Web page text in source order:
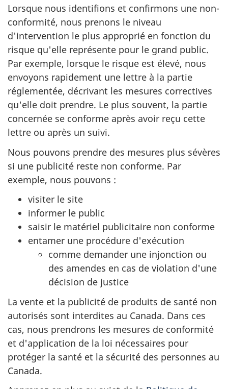
Lorsque nous identifions et confirmons une non-
conformité, nous prenons le niveau
d'intervention le plus approprié en fonction du
risque qu'elle représente pour le grand public.
Par exemple, lorsque le risque est élevé, nous
envoyons rapidement une lettre à la partie
réglementée, décrivant les mesures correctives
qu'elle doit prendre. Le plus souvent, la partie
concernée se conforme après avoir reçu cette
lettre ou après un suivi.
Nous pouvons prendre des mesures plus sévères
si une publicité reste non conforme. Par
exemple, nous pouvons :
visiter le site
informer le public
saisir le matériel publicitaire non conforme
entamer une procédure d'exécution
comme demander une injonction ou
des amendes en cas de violation d'une
décision de justice
La vente et la publicité de produits de santé non
autorisés sont interdites au Canada. Dans ces
cas, nous prendrons les mesures de conformité
et d'application de la loi nécessaires pour
protéger la santé et la sécurité des personnes au
Canada.